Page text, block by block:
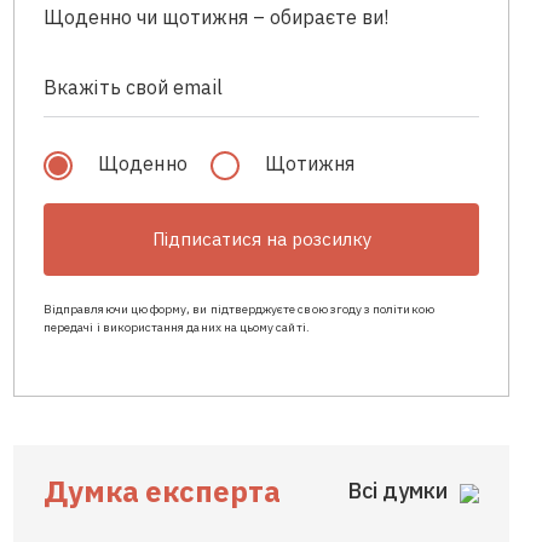
Щоденно чи щотижня – обираєте ви!
Щоденно Щотижня
Підписатися на розсилку
Відправляючи цю форму, ви підтверджуєте свою згоду з політикою
передачі і використання даних на цьому сайті.
Думка експерта Всі думки